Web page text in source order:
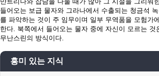
들어오는 보급 물자와 그라나에서 수출되는 청금석
를 파악하는 것이 주 임무이며 일부 무역품을 모험가
한다. 북쪽에서 들어오는 물자 중에 자신이 모르는 것
무난스린의 방식이다.
흥미 있는 지식